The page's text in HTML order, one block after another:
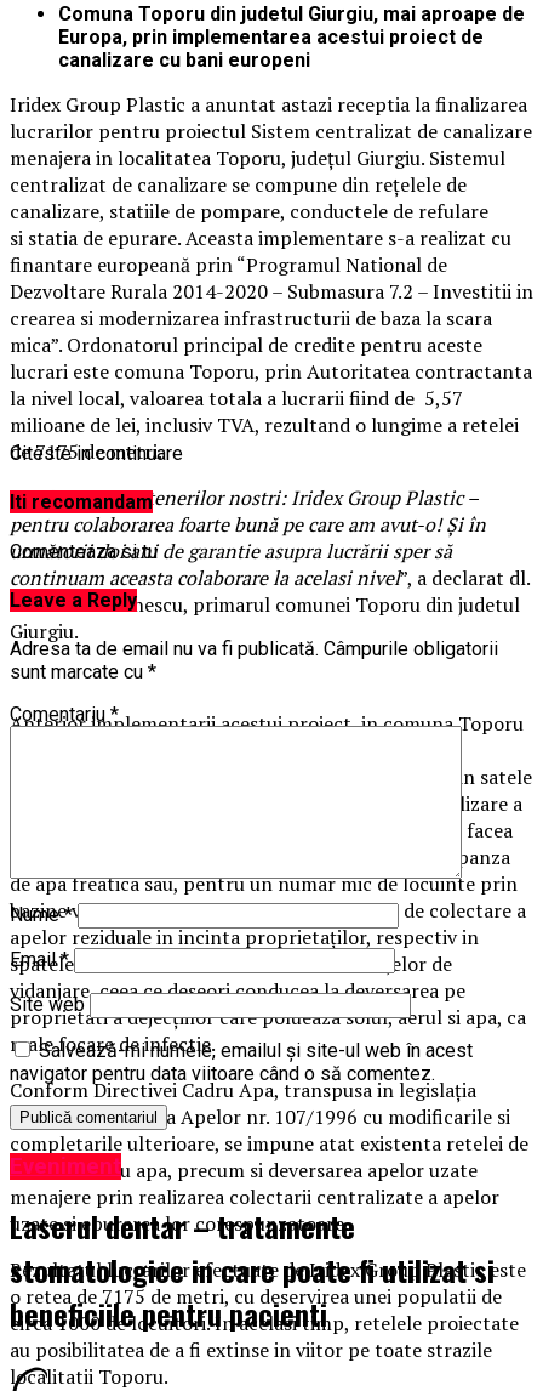
Comuna Toporu din judetul Giurgiu, mai aproape de
Europa, prin implementarea acestui proiect de
canalizare cu bani europeni
Iridex Group Plastic a anuntat astazi receptia la finalizarea
lucrarilor pentru proiectul Sistem centralizat de canalizare
menajera in localitatea Toporu, judeţul Giurgiu. Sistemul
centralizat de canalizare se compune din reţelele de
canalizare, statiile de pompare, conductele de refulare
si statia de epurare. Aceasta implementare s-a realizat cu
finantare europeană prin “Programul National de
Dezvoltare Rurala 2014-2020 – Submasura 7.2 – Investitii in
crearea si modernizarea infrastructurii de baza la scara
mica”. Ordonatorul principal de credite pentru aceste
lucrari este comuna Toporu, prin Autoritatea contractanta
la nivel local, valoarea totala a lucrarii fiind de 5,57
milioane de lei, inclusiv TVA, rezultand o lungime a retelei
de 7175 de metri.
”Multumesc partenerilor nostri: Iridex Group Plastic –
pentru colaborarea foarte bună pe care am avut-o! Și în
următorii doi ani de garantie asupra lucrării sper să
continuam aceasta colaborare la acelasi nivel”, a declarat dl.
Constantin Ionescu, primarul comunei Toporu din judetul
Giurgiu.
Anterior implementarii acestui proiect, in comuna Toporu
distributie a apei potabile care deservea locuitorii din satele
Toporu si Tomulesti, dar nu exista sistemul de canalizare a
apei menajere. Deversarea apelor uzate menajere se facea
prin puturi absorbante care puteau infesta solul si panza
de apa freatica sau, pentru un numar mic de locuinte prin
bazine vidanjabile. Dispunerea construcţiilor de colectare a
apelor reziduale in incinta proprietaţilor, respectiv in
spatele imobilelor facea dificil accesul utilajelor de
vidanjare, ceea ce deseori conducea la deversarea pe
proprietati a dejecţiilor care polueaza solul, aerul si apa, ca
reale focare de infectie.
Conform Directivei Cadru Apa, transpusa in legislaţia
romana prin Legea Apelor nr. 107/1996 cu modificarile si
completarile ulterioare, se impune atat existenta retelei de
alimentare cu apa, precum si deversarea apelor uzate
menajere prin realizarea colectarii centralizate a apelor
uzate si epurarea lor corespunzatoare.
Rezultatul lucrarilor efectuate de Iridex Group Plastic este
o retea de 7175 de metri, cu deservirea unei populatii de
circa 1000 de locuitori. In acelasi timp, retelele proiectate
au posibilitatea de a fi extinse in viitor pe toate strazile
localitatii Toporu.
Citeste in continuare
Iti recomandam
Comenteaza si tu
Leave a Reply
Adresa ta de email nu va fi publicată. Câmpurile obligatorii
sunt marcate cu *
Comentariu *
Nume*
Email*
Site web
Salvează-mi numele, emailul și site-ul web în acest
navigator pentru data viitoare când o să comentez.
Eveniment
Laserul dentar – tratamente
stomatologice in care poate fi utilizat si
beneficiile pentru pacienti